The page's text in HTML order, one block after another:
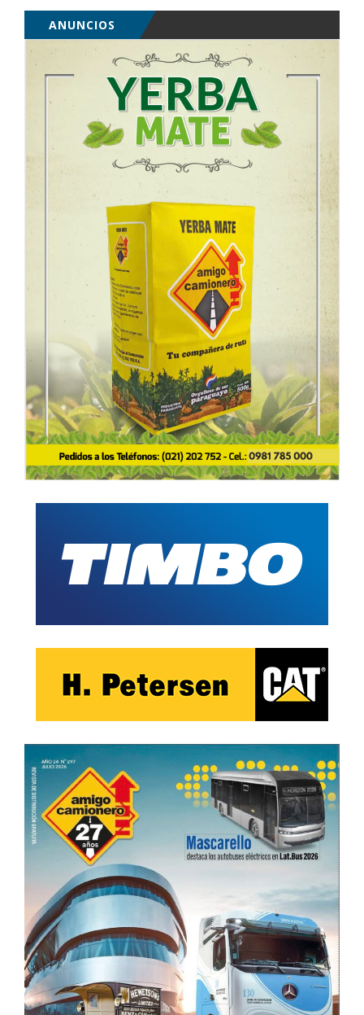
ANUNCIOS